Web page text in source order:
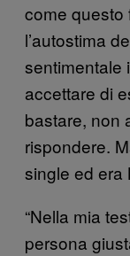
come questo
l’autostima
sentimentale
accettare di
bastare, non
rispondere.
single ed era
“Nella mia
persona